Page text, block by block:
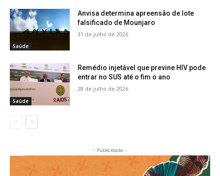
Saúde
Anvisa determina apreensão de lote
falsificado de Mounjaro
31 de julho de 2026
Saúde
Remédio injetável que previne HIV pode
entrar no SUS até o fim o ano
28 de julho de 2026
- Publicidade -